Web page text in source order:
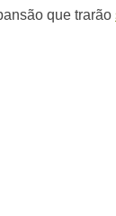
que trarão